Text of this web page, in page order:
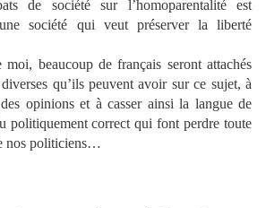
de société sur l’homoparentalité est
société qui veut préserver la liberté
moi, beaucoup de français seront attachés
qu’ils peuvent avoir sur ce sujet, à
opinions et à casser ainsi la langue de
politiquement correct qui font perdre toute
nos politiciens…